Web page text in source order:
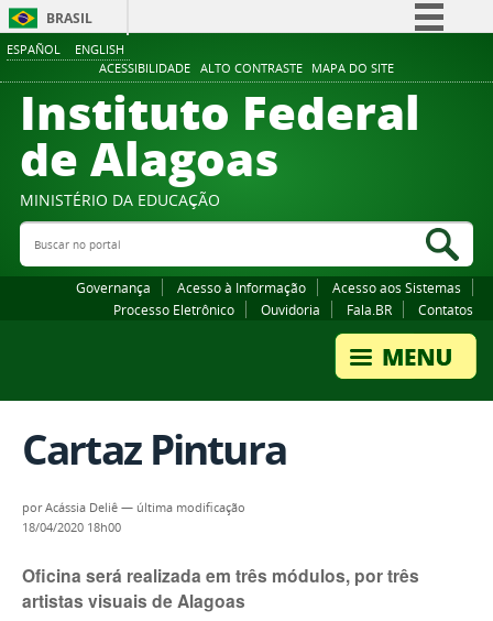
ESPAÑOL ENGLISH
ACESSIBILIDADE ALTO CONTRASTE MAPA DO SITE
BRASIL
Comunica BR
Participe
Canais
Instituto Federal
de Alagoas
MINISTÉRIO DA EDUCAÇÃO
Buscar no portal
Governança Acesso à Informação
Acesso aos Sistemas
Processo Eletrônico
Ouvidoria Fala.BR Contatos
Cartaz Pintura
porAcássia Deliê — última modificação
18/04/2020 18h00
Oficina será realizada em três módulos, por três
artistas visuais de Alagoas